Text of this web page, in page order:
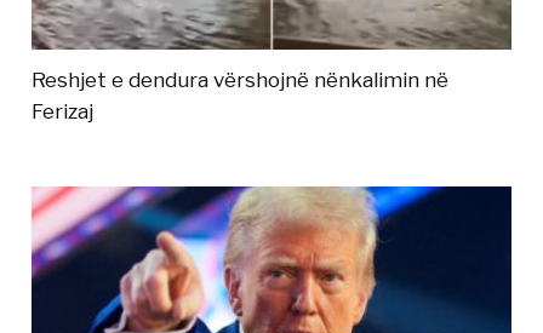
Reshjet e dendura vërshojnë nënkalimin në
Ferizaj